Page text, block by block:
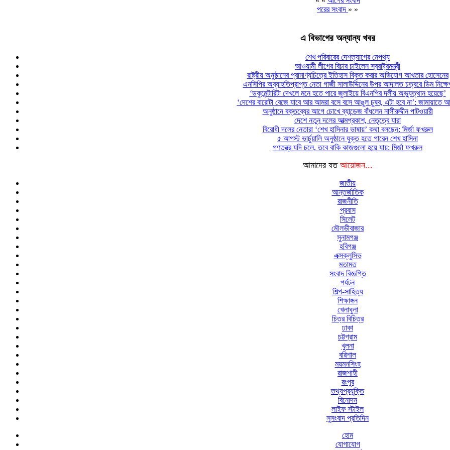
পরের সংবাদ » »
এ বিভাগের অন্যান্য খবর
শেখ পরিবারের দেশত্যাগের নেপথ্য
আওয়ামী লীগের বিচার চাইলেন স্বরাষ্ট্রমন্ত্রী
রাষ্ট্রীয় অনুষ্ঠানের প্রামাণ্যচিত্রে ইতিহাস বিকৃত করার অভিযোগ আখতার হোসেনের
এনসিপির অব্যাহতিপ্রাপ্ত নেতা গাজী সালাউদ্দিনের উপর আদালত চত্বরে ডিম
‘ডকুমেন্টারিটা দেখলে মনে হতে পারে জুলাইয়ে বিএনপির দলীয় অভ্যুত্থান হয়েছে’
‘দেশের বারোটা বেজে যাবে আর আমরা বসে বসে আঙুল চুষব, এটা হবে না’: জামায়াতে
অনুষ্ঠানে বক্তব্যের আগে চোখে ব্যান্ডেজ বাঁধলেন নাসীরুদ্দীন পাটওয়ারী
দেশে নতুন দলের আত্মপ্রকাশ, নেতৃত্বে যারা
বিরোধী দলের নেতারা ‘শেখ হাসিনার ভাষায়’ কথা বলছেন: মির্জা ফখরুল
৫ আগস্ট ভার্চুয়ালি অনুষ্ঠানে যুক্ত হতে পারেন শেখ হাসিনা
গণতন্ত্র যদি চলে, তবে বাকি কাজগুলো হয়ে যায়: মির্জা ফখরুল
আমাদের যত আয়োজন...
জাতীয়
আন্তর্জাতিক
রাজনীতি
প্রবাস
সিলেট
মৌলভীবাজার
সুনামগঞ্জ
হবিগঞ্জ
এক্সক্লুসিভ
মতামত
সংবাদ বিজ্ঞপ্তি
পর্যটন
শিল্প-সাহিত্য
শিক্ষাঙ্গন
খেলাধুলা
চিত্র বিচিত্র
ঢাকা
চট্টগ্রাম
খুলনা
বরিশাল
ময়মনসিংহ
রাজশাহী
রংপুর
তথ্যপ্রযুক্তি
বিনোদন
লাইফ স্টাইল
সুসংবাদ প্রতিদিন
হোম
যোগাযোগ